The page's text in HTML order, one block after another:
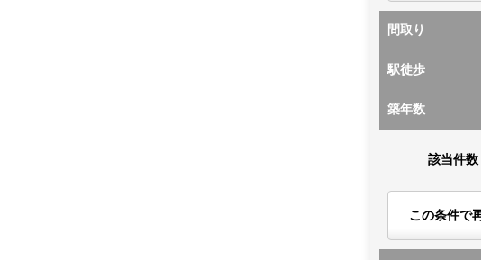
間取り
駅徒歩
築年数
該当件数
この条件で